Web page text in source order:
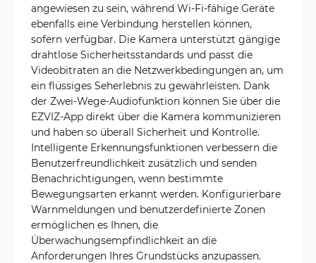
angewiesen zu sein, während Wi-Fi-fähige Geräte
ebenfalls eine Verbindung herstellen können,
sofern verfügbar. Die Kamera unterstützt gängige
drahtlose Sicherheitsstandards und passt die
Videobitraten an die Netzwerkbedingungen an, um
ein flüssiges Seherlebnis zu gewährleisten. Dank
der Zwei-Wege-Audiofunktion können Sie über die
EZVIZ-App direkt über die Kamera kommunizieren
und haben so überall Sicherheit und Kontrolle.
Intelligente Erkennungsfunktionen verbessern die
Benutzerfreundlichkeit zusätzlich und senden
Benachrichtigungen, wenn bestimmte
Bewegungsarten erkannt werden. Konfigurierbare
Warnmeldungen und benutzerdefinierte Zonen
ermöglichen es Ihnen, die
Überwachungsempfindlichkeit an die
Anforderungen Ihres Grundstücks anzupassen.